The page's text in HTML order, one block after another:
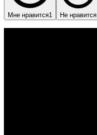
Мне нравится1 Не нравится